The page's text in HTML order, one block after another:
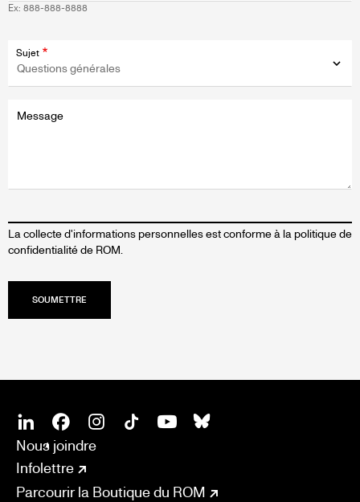
Ex: 888-888-8888
Sujet
Message
La collecte d'informations personnelles est conforme à la politique de
confidentialité de ROM.
SOCIAL
LinkedinFacebookInstagram
CONNECT
Nous joindre
Infolettre
Parcourir la Boutique du ROM